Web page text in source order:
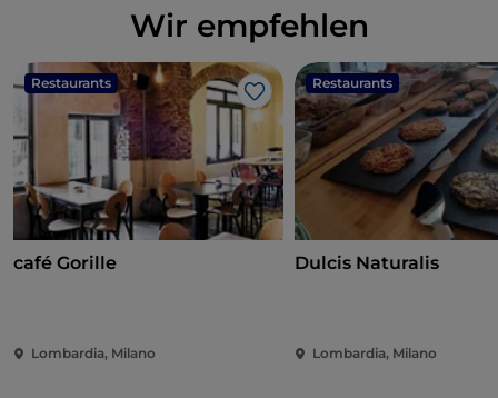
Wir empfehlen
Restaurants
Like
café Gorille
Lombardia, Milano
Restaurants
Dulcis Naturalis
Lombardia, Milano